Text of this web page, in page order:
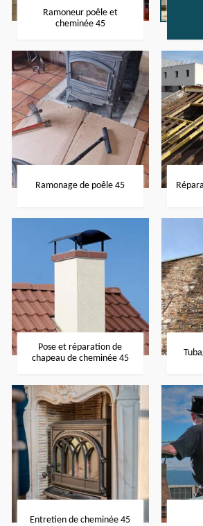
Ramoneur poêle et
cheminée 45
Ramonage de poêle 45
Pose et réparation de
chapeau de cheminée 45
Entretien de cheminée 45